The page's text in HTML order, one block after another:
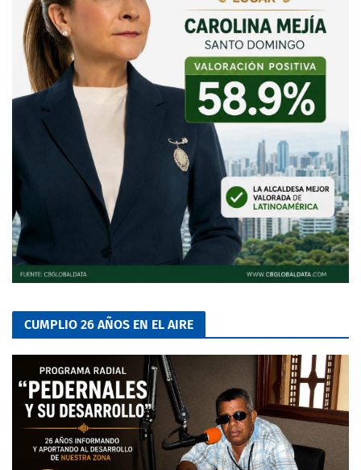
CUMPLIO 26 AÑOS EN EL AIRE